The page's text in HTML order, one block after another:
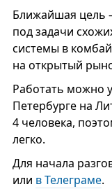
Ближайшая цель
под задачи
системы в
на открытый
Работать можно
Петербурге на
4 человека,
легко.
Для начала
или в Телеграме.